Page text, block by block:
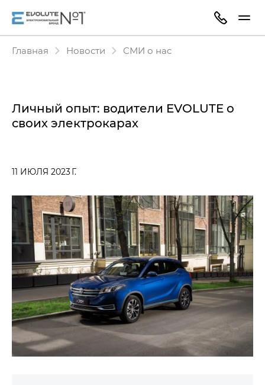
Главная Новости СМИ о нас
Личный опыт: водители EVOLUTE о
своих электрокарах
11 ИЮЛЯ 2023 Г.